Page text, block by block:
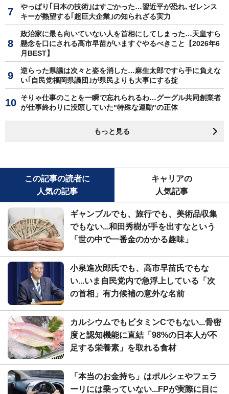
やっぱり｢日本の技術｣はすごかった…習近平が恐れ､ゼレンス
キーが熱望する｢超巨大企業｣の知られざる実力
政治家に最も向いていない人を首相にしてしまった…天皇すら
懸念を口にされる高市早苗がいますぐやるべきこと【2026年6
月BEST】
逆らった県議は次々と姿を消した…麻生太郎ですら手に負えな
い｢自民党福岡県議団｣が県民よりも大事にする掟
そりゃ仕事のことを一瞬で忘れられるわ…グーグル共同創業者
が仕事終わりに没頭していた"特殊な運動"の正体
もっと見る
この記事の読者に
人気の記事
キャリアの
人気記事
ギャンブルでも、旅行でも、美術品収集
でもない...和田秀樹が手を出すなという
「世の中で一番金のかかる趣味」
小泉進次郎氏でも、高市早苗氏でもな
い...いま自民党内で急浮上している「次
の首相」有力候補の意外な名前
カルシウムでもビタミンCでもない...骨密
度と認知機能に直結「98%の日本人が不
足する栄養素」を取れる食材
「本当のお金持ち」はポルシェやフェラ
ーリには乗っていない...FPが実際に目に